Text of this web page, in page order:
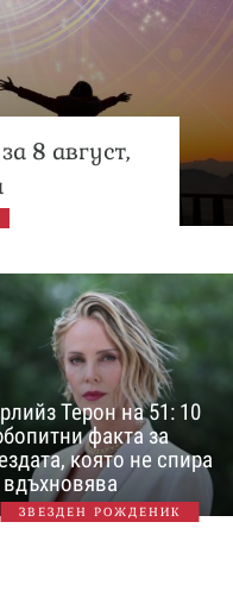
8 август,
Терон на 51: 10
факта за
която не спира
ЗВЕЗДЕН РОЖДЕНИК